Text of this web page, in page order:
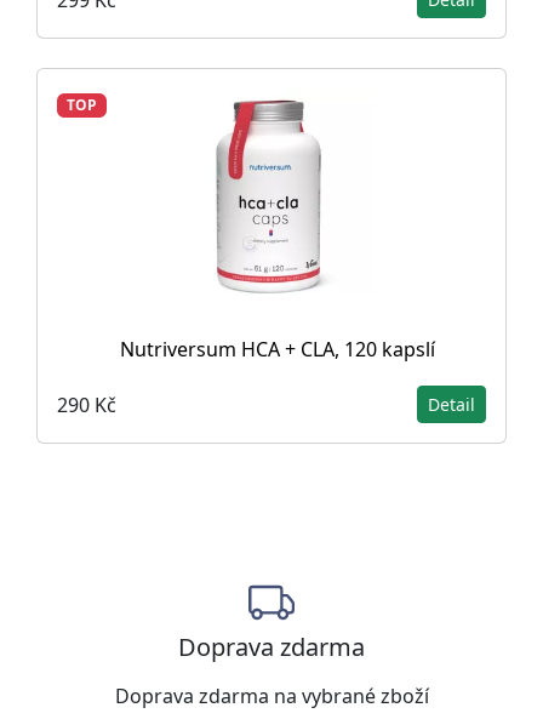
TOP
Nutriversum HCA + CLA, 120 kapslí
290 Kč Detail
Doprava zdarma
Doprava zdarma na vybrané zboží